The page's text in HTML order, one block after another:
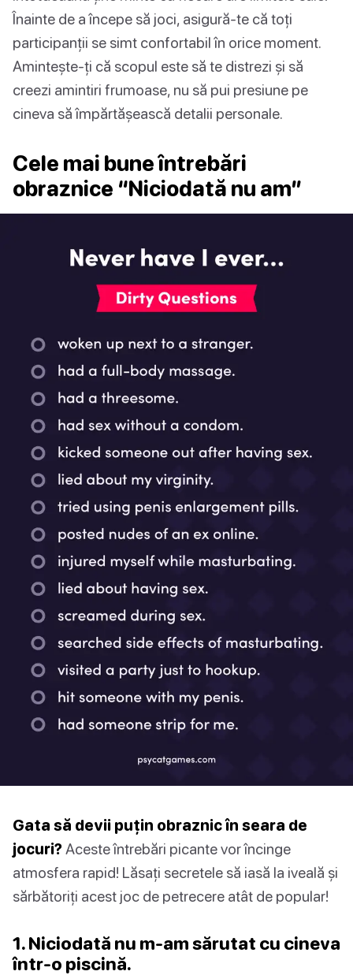
Înainte de a începe să joci, asigură-te că toți
participanții se simt confortabil în orice moment.
Amintește-ți că scopul este să te distrezi și să
creezi amintiri frumoase, nu să pui presiune pe
cineva să împărtășească detalii personale.
Cele mai bune întrebări
obraznice “Niciodată nu am”
Gata să devii puțin obraznic în seara de
jocuri? Aceste întrebări picante vor încinge
atmosfera rapid! Lăsați secretele să iasă la iveală și
sărbătoriți acest joc de petrecere atât de popular!
1. Niciodată nu m-am sărutat cu cineva
într-o piscină.